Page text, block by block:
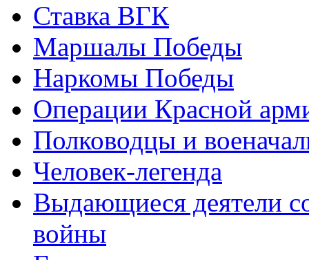
Ставка ВГК
Маршалы Победы
Наркомы Победы
Операции Красной
Полководцы и
Человек-легенда
Выдающиеся деятели
войны